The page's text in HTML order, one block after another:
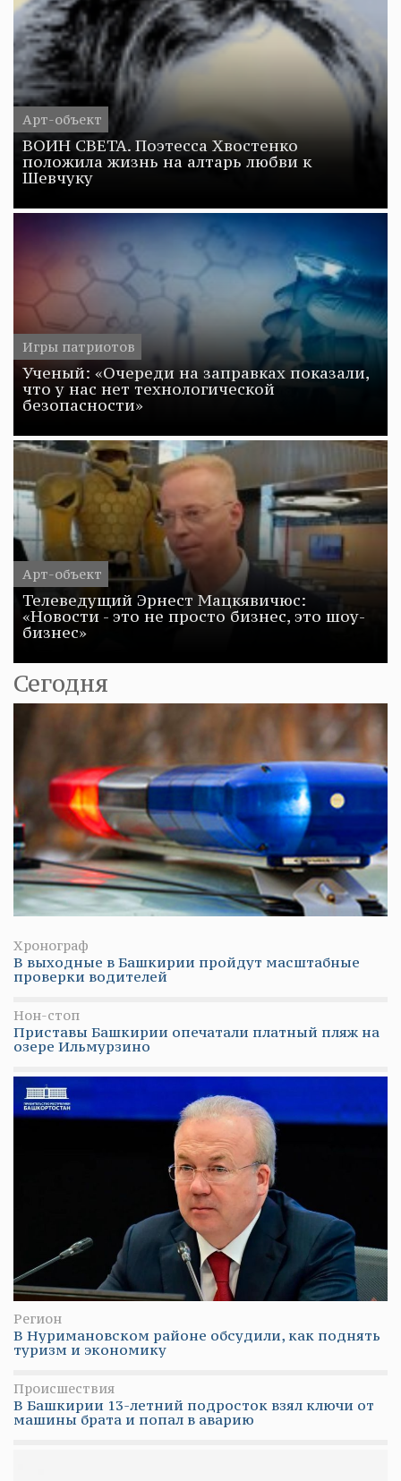
Арт-объект
ВОИН СВЕТА. Поэтесса Хвостенко
положила жизнь на алтарь любви к
Шевчуку
Игры патриотов
Ученый: «Очереди на заправках показали,
что у нас нет технологической
безопасности»
Арт-объект
Телеведущий Эрнест Мацкявичюс:
«Новости - это не просто бизнес, это шоу-
бизнес»
Сегодня
Хронограф
В выходные в Башкирии пройдут масштабные
проверки водителей
Нон-стоп
Приставы Башкирии опечатали платный пляж на
озере Ильмурзино
Регион
В Нуримановском районе обсудили, как поднять
туризм и экономику
Происшествия
В Башкирии 13-летний подросток взял ключи от
машины брата и попал в аварию